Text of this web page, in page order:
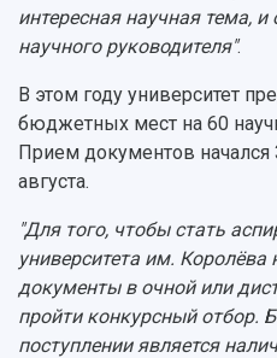
интересная научная тема,
научного руководителя".
В этом году университет
бюджетных мест на 60
Прием документов начался
августа.
"Для того, чтобы стать
университета им.
документы в очной или
пройти конкурсный
поступлении является